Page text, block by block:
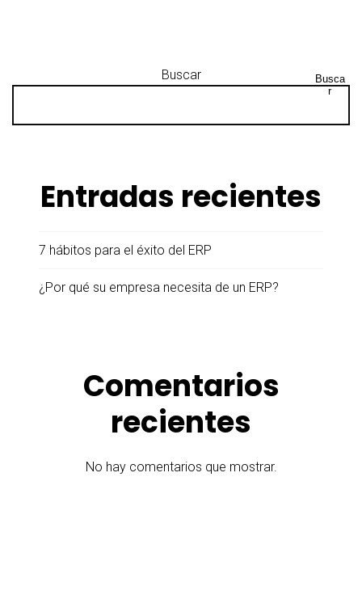
Buscar
Busca
r
Entradas recientes
7 hábitos para el éxito del ERP
¿Por qué su empresa necesita de un ERP?
Comentarios
recientes
No hay comentarios que mostrar.